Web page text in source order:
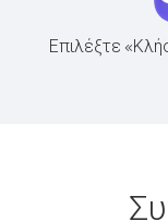
Επιλέξτε